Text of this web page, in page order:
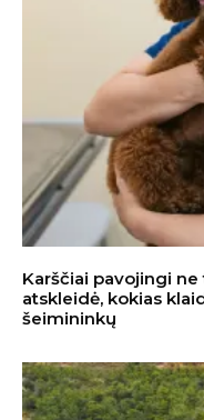
Karščiai pavojingi
atskleidė, kokias
šeimininkų